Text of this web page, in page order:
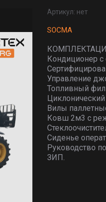
Артикул: нет
SOCMA
Кондиционер с
Управление
Топливный
Вилы
Ковш 2м3 с
Сиденье
Руководство
ЗИП.